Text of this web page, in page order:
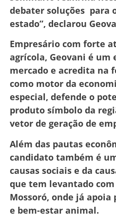
debater soluções para
estado”, declarou
Empresário com forte
agrícola, Geovani é
mercado e acredita na
como motor da
especial, defende o
produto símbolo da
vetor de geração de
Além das pautas
candidato também é
causas sociais e da
que tem levantado
Mossoró, onde já
e bem-estar animal.